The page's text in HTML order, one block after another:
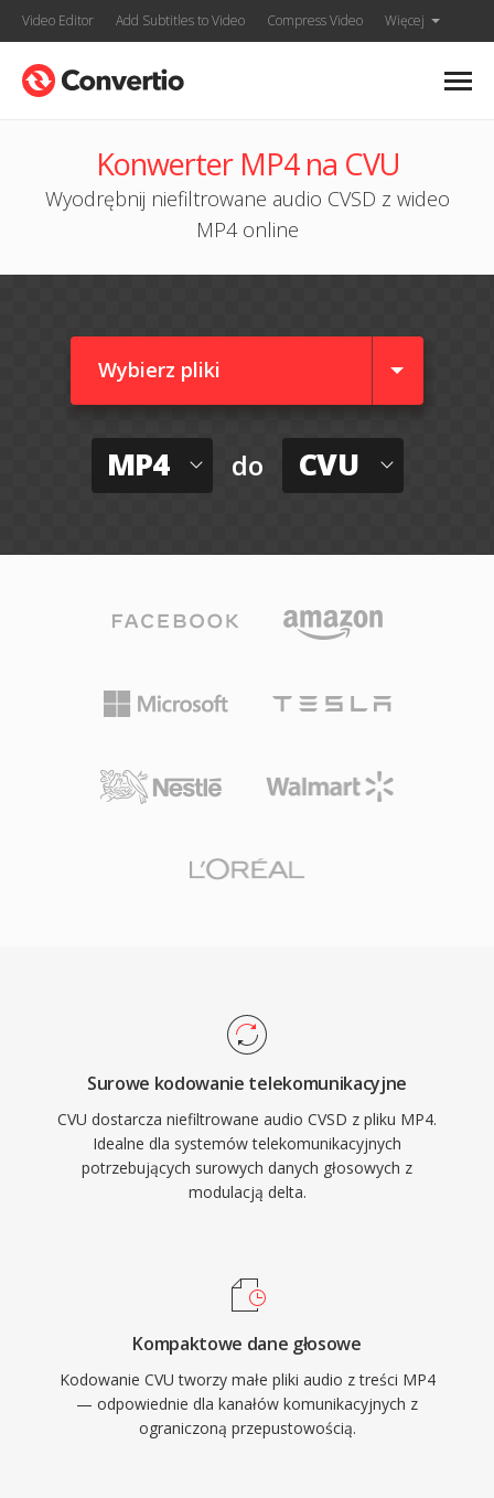
Video Editor Add Subtitles to Video Compress Video Więcej
Konwerter MP4 na CVU
Wyodrębnij niefiltrowane audio CVSD z wideo
MP4 online
Wybierz pliki
MP4 do CVU
Surowe kodowanie telekomunikacyjne
CVU dostarcza niefiltrowane audio CVSD z pliku MP4.
Idealne dla systemów telekomunikacyjnych
potrzebujących surowych danych głosowych z
modulacją delta.
Kompaktowe dane głosowe
Kodowanie CVU tworzy małe pliki audio z treści MP4
— odpowiednie dla kanałów komunikacyjnych z
ograniczoną przepustowością.